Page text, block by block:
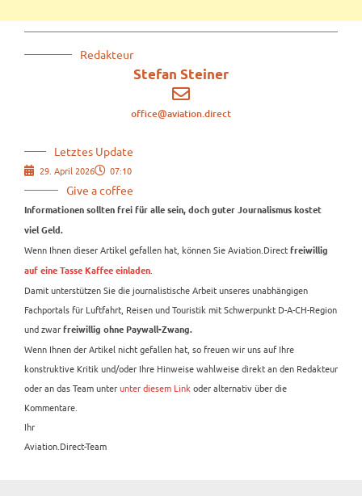
Redakteur
Stefan Steiner
office@aviation.direct
Letztes Update
29. April 2026 07:10
Give a coffee
Informationen sollten frei für alle sein, doch guter Journalismus kostet
viel Geld.
Wenn Ihnen dieser Artikel gefallen hat, können Sie Aviation.Direct freiwillig
auf eine Tasse Kaffee einladen.
Damit unterstützen Sie die journalistische Arbeit unseres unabhängigen
Fachportals für Luftfahrt, Reisen und Touristik mit Schwerpunkt D-A-CH-Region
und zwar freiwillig ohne Paywall-Zwang.
Wenn Ihnen der Artikel nicht gefallen hat, so freuen wir uns auf Ihre
konstruktive Kritik und/oder Ihre Hinweise wahlweise direkt an den Redakteur
oder an das Team unterunter diesem Linkoder alternativ über die
Kommentare.
Ihr
Aviation.Direct-Team